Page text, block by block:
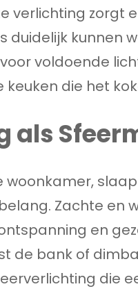
verlichting zorgt
duidelijk kunnen
voldoende
die het
als
woonkamer,
Zachte en
en
de bank of
die